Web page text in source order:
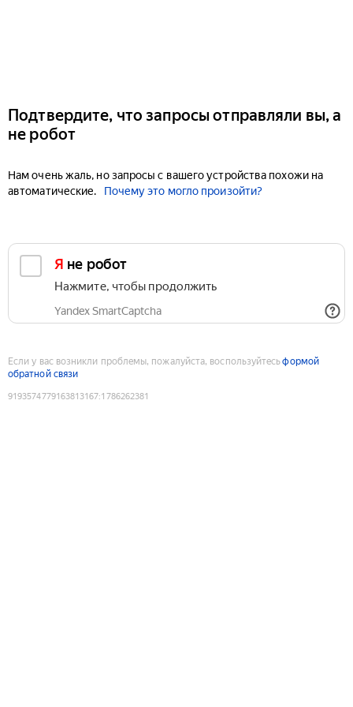
Подтвердите, что запросы отправляли вы, а
не робот
Нам очень жаль, но запросы с вашего устройства похожи на
автоматические.
Почему это могло произойти?
Я не робот
Нажмите, чтобы продолжить
Yandex SmartCaptcha
Если у вас возникли проблемы, пожалуйста, воспользуйтесьформой
обратной связи
9193574779163813167:1786262381